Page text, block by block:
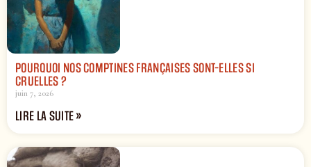
POURQUOI NOS COMPTINES FRANÇAISES SONT-ELLES SI
CRUELLES ?
juin 7, 2026
LIRE LA SUITE »